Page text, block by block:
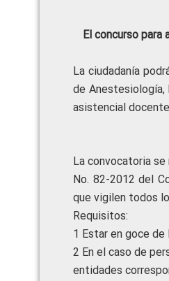
El concurso
La ciudadanía
de Anestesiología,
asistencial
La convocatoria
No. 82-2012 del
que vigilen todos
Requisitos:
1 Estar en goce
2 En el caso de
entidades